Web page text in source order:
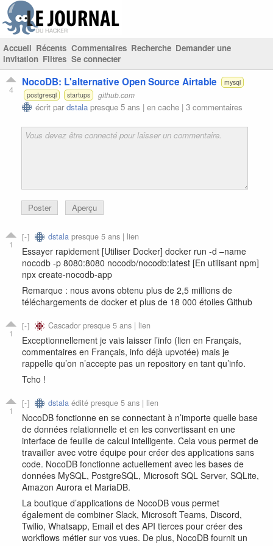
Accueil Récents Commentaires Recherche Demander une
invitation Filtres Se connecter
4
NocoDB: L'alternative Open Source Airtable
mysql
postgresql
startups github.com
écrit pardstala presque 5 ans | en cache | 3 commentaires
Poster Aperçu
1
dstalapresque 5 ans | lien
Essayer rapidement [Utiliser Docker] docker run -d –name
nocodb -p 8080:8080 nocodb/nocodb:latest [En utilisant npm]
npx create-nocodb-app
Remarque : nous avons obtenu plus de 2,5 millions de
téléchargements de docker et plus de 18 000 étoiles Github
1
Cascadorpresque 5 ans | lien
Exceptionnellement je vais laisser l’info (lien en Français,
commentaires en Français, info déjà upvotée) mais je
rappelle qu’on n’accepte pas un repository en tant qu’info.
Tcho !
1
dstalaédité presque 5 ans | lien
NocoDB fonctionne en se connectant à n’importe quelle base
de données relationnelle et en les convertissant en une
interface de feuille de calcul intelligente. Cela vous permet de
travailler avec votre équipe pour créer des applications sans
code. NocoDB fonctionne actuellement avec les bases de
données MySQL, PostgreSQL, Microsoft SQL Server, SQLite,
Amazon Aurora et MariaDB.
La boutique d’applications de NocoDB vous permet
également de combiner Slack, Microsoft Teams, Discord,
Twilio, Whatsapp, Email et des API tierces pour créer des
workflows métier sur vos vues. De plus, NocoDB fournit un